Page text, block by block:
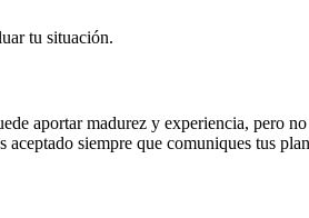
tu situación.
aportar madurez y experiencia, pero no
siempre que comuniques tus